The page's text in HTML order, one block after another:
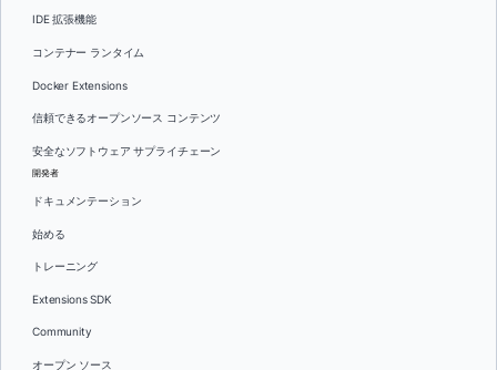
IDE 拡張機能
コンテナー ランタイム
Docker Extensions
信頼できるオープンソース コンテンツ
安全なソフトウェア サプライチェーン
開発者
ドキュメンテーション
始める
トレーニング
Extensions SDK
Community
オープン ソース